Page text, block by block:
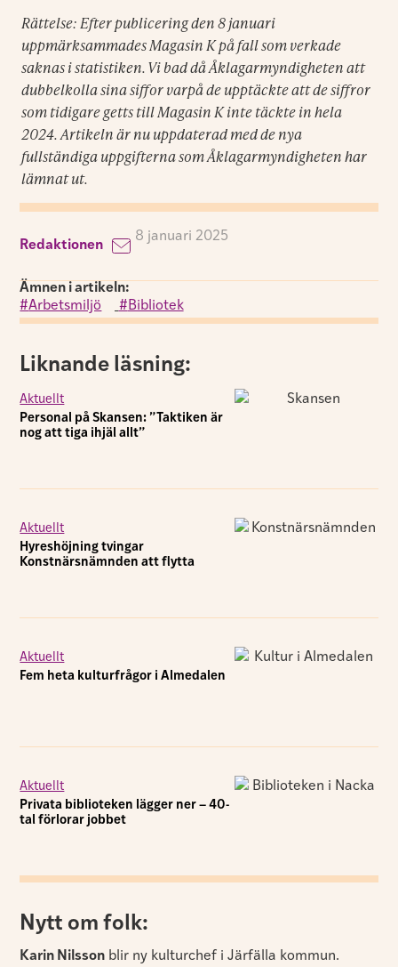
Rättelse: Efter publicering den 8 januari
uppmärksammades Magasin K på fall som verkade
saknas i statistiken. Vi bad då Åklagarmyndigheten att
dubbelkolla sina siffor varpå de upptäckte att de siffror
som tidigare getts till Magasin K inte täckte in hela
2024. Artikeln är nu uppdaterad med de nya
fullständiga uppgifterna som Åklagarmyndigheten har
lämnat ut.
Redaktionen
8 januari 2025
Ämnen i artikeln:
Arbetsmiljö
Bibliotek
Liknande läsning:
Aktuellt
Personal på Skansen: ”Taktiken är
nog att tiga ihjäl allt”
Aktuellt
Hyreshöjning tvingar
Konstnärsnämnden att flytta
Aktuellt
Fem heta kulturfrågor i Almedalen
Aktuellt
Privata biblioteken lägger ner – 40-
tal förlorar jobbet
Nytt om folk:
Karin Nilsson blir ny kulturchef i Järfälla kommun.